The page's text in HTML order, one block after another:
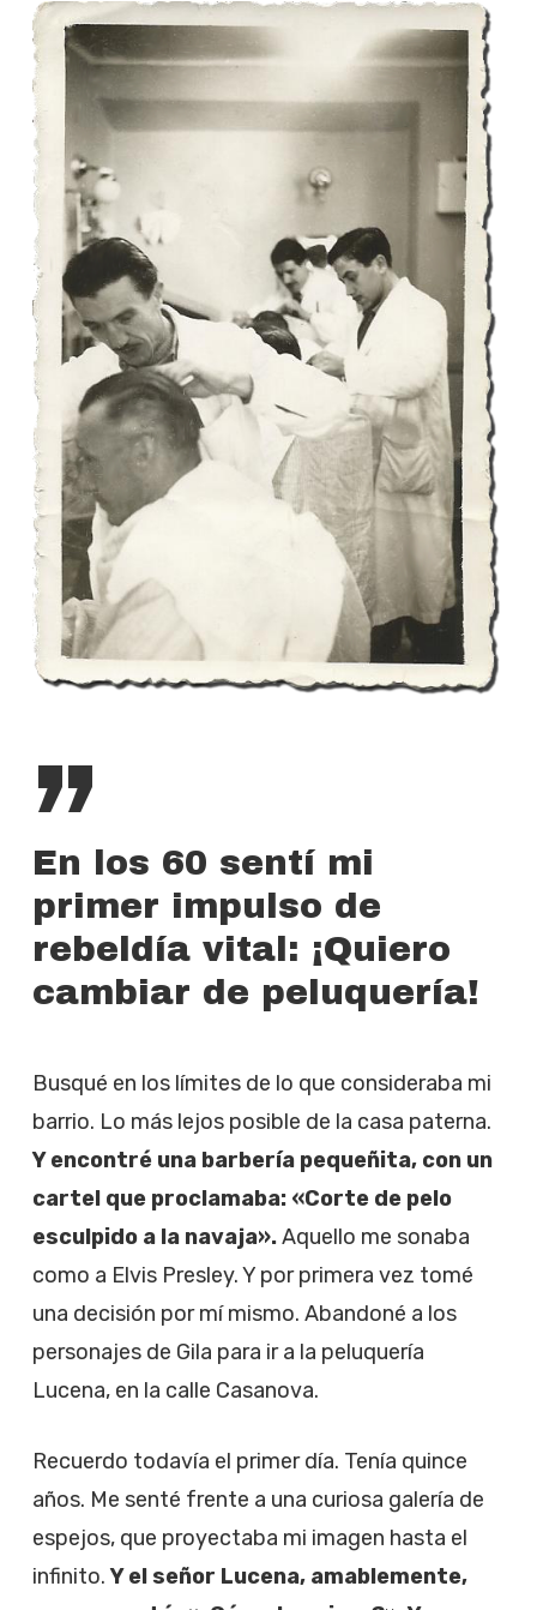
”
En los 60 sentí mi
primer impulso de
rebeldía vital: ¡Quiero
cambiar de peluquería!
Busqué en los límites de lo que consideraba mi
barrio. Lo más lejos posible de la casa paterna.
Y encontré una barbería pequeñita, con un
cartel que proclamaba: «Corte de pelo
esculpido a la navaja».Aquello me sonaba
como a Elvis Presley. Y por primera vez tomé
una decisión por mí mismo. Abandoné a los
personajes de Gila para ir a la peluquería
Lucena, en la calle Casanova.
Recuerdo todavía el primer día. Tenía quince
años. Me senté frente a una curiosa galería de
espejos, que proyectaba mi imagen hasta el
infinito.Y el señor Lucena, amablemente,